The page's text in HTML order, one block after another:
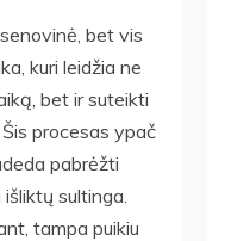
bet vis
kuri leidžia ne
bet ir suteikti
procesas ypač
pabrėžti
sultinga.
tampa puikiu